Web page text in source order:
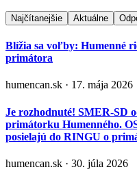
Najčítanejšie Aktuálne
Blížia sa voľby: Humenné
primátora
humencan.sk · 17. mája 2026
Je rozhodnuté! SMER-SD
primátorku Humenného.
posielajú do RINGU o
humencan.sk · 30. júla 2026